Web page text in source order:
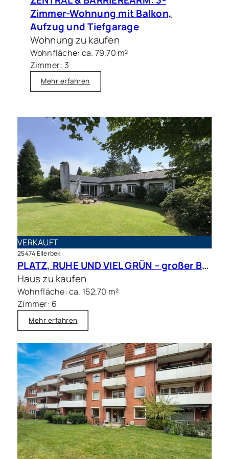
Zimmer-Wohnung mit Balkon,
Aufzug und Tiefgarage
Wohnung zu kaufen
Wohnfläche: ca. 79,70 m²
Zimmer: 3
Mehr erfahren
VERKAUFT
25474 Ellerbek
PLATZ, RUHE UND VIEL GRÜN – großer Bungalow mit Traumgrundstück in bester Lage
Haus zu kaufen
Wohnfläche: ca. 152,70 m²
Zimmer: 6
Mehr erfahren